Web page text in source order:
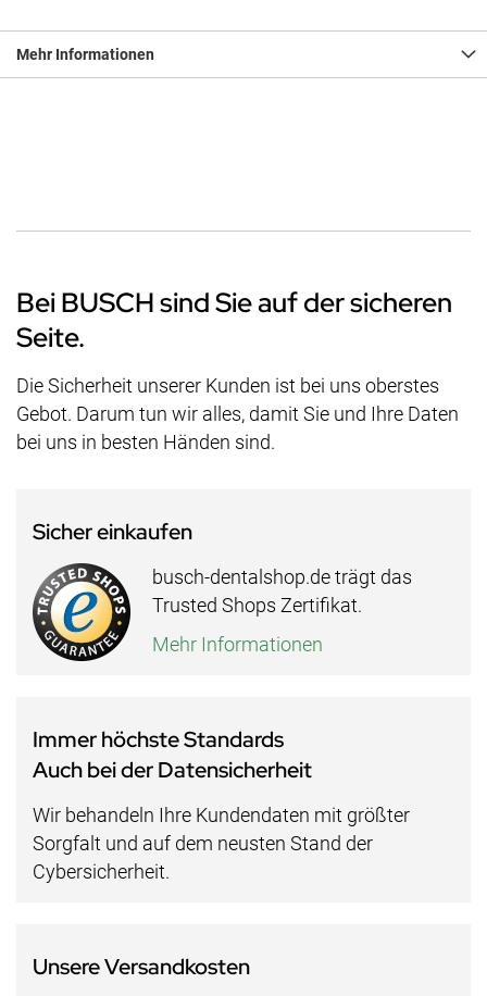
Mehr Informationen
Bei BUSCH sind Sie auf der sicheren
Seite.
Die Sicherheit unserer Kunden ist bei uns oberstes
Gebot. Darum tun wir alles, damit Sie und Ihre Daten
bei uns in besten Händen sind.
Sicher einkaufen
busch-dentalshop.de trägt das
Trusted Shops Zertifikat.
Mehr Informationen
Immer höchste Standards
Auch bei der Datensicherheit
Wir behandeln Ihre Kundendaten mit größter
Sorgfalt und auf dem neusten Stand der
Cybersicherheit.
Unsere Versandkosten